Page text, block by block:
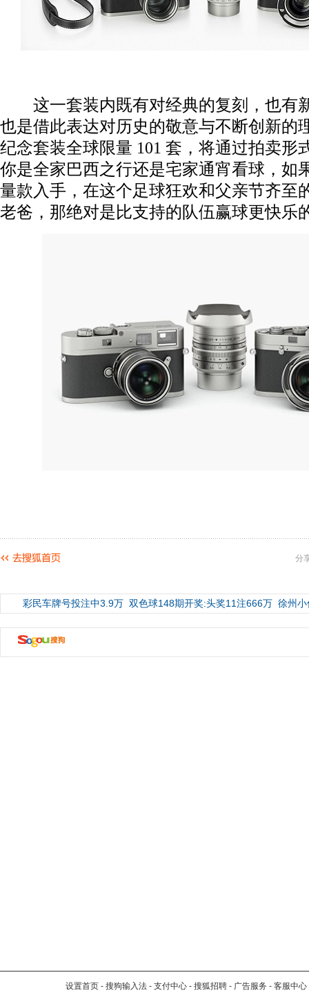
这一套装内既有对经典的复刻，也有
也是借此表达对历史的敬意与不断创新的
纪念套装全球限量 101 套，将通过拍卖形
你是全家巴西之行还是宅家通宵看球，如
量款入手，在这个足球狂欢和父亲节齐至
老爸，那绝对是比支持的队伍赢球更快乐
分
彩民车牌号投注中3.9万 双色球148期开奖:头奖11注666万 徐州
设置首页 - 搜狗输入法 - 支付中心 - 搜狐招聘 - 广告服务 - 客服中心